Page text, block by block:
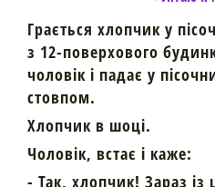
Грається хлопчик у
з 12-поверхового
чоловік і падає у
стовпом.
Хлопчик в шоці.
Чоловік, встає і каже:
- Так, хлопчик! Зараз із